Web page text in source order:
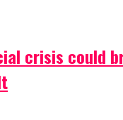
crisis could